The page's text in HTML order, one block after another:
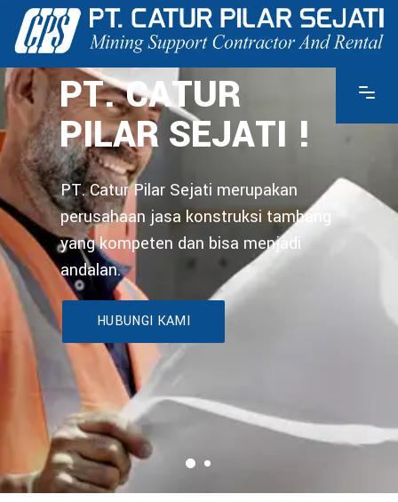
PT. CATUR
PILAR SEJATI !
PT. Catur Pilar Sejati merupakan
perusahaan jasa konstruksi tambang
yang kompeten dan bisa menjadi
andalan.
HUBUNGI KAMI